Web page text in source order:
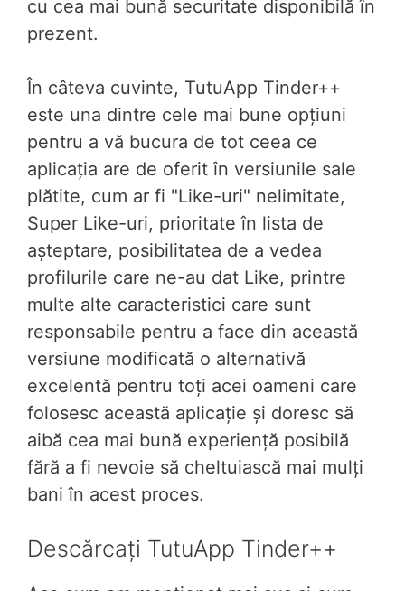
cu cea mai bună securitate disponibilă în
prezent.
În câteva cuvinte, TutuApp Tinder++
este una dintre cele mai bune opțiuni
pentru a vă bucura de tot ceea ce
aplicația are de oferit în versiunile sale
plătite, cum ar fi "Like-uri" nelimitate,
Super Like-uri, prioritate în lista de
așteptare, posibilitatea de a vedea
profilurile care ne-au dat Like, printre
multe alte caracteristici care sunt
responsabile pentru a face din această
versiune modificată o alternativă
excelentă pentru toți acei oameni care
folosesc această aplicație și doresc să
aibă cea mai bună experiență posibilă
fără a fi nevoie să cheltuiască mai mulți
bani în acest proces.
Descărcați TutuApp Tinder++